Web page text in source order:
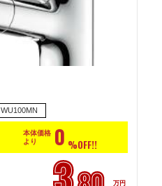
WU100MN
本体価格
より
0 %OFF!!
万円